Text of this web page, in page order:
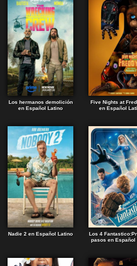
Los hermanos demolición
en Español Latino
Five Nights at
en Español
Nadie 2 en Español Latino
Los 4
pasos en Español